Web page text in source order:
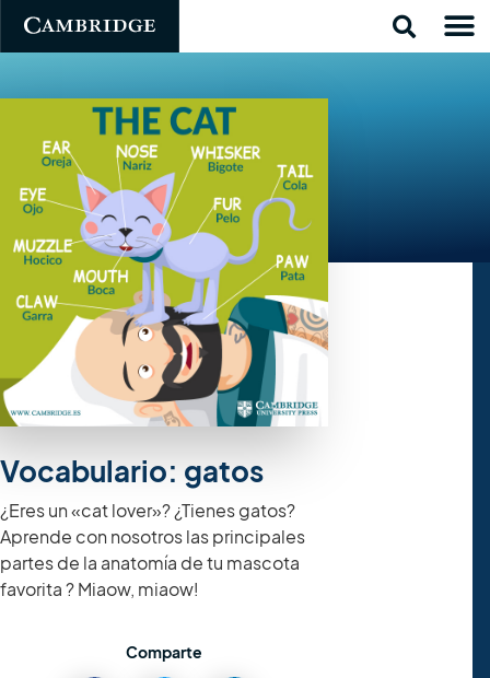
Vocabulario: gatos
¿Eres un «cat lover»? ¿Tienes gatos?
Aprende con nosotros las principales
partes de la anatomía de tu mascota
favorita?Miaow, miaow!
Comparte